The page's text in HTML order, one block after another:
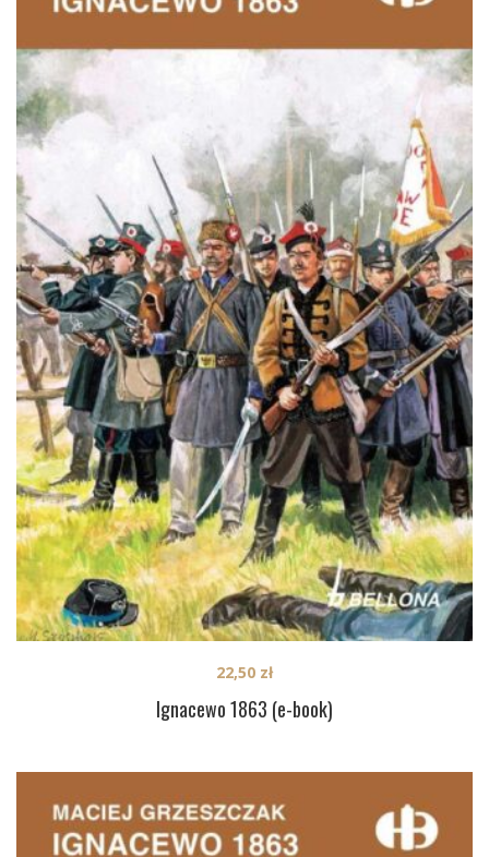
Ignacewo 1863 (e-book)
22,50 zł